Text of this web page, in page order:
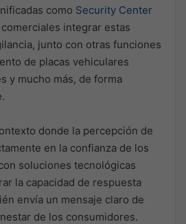
como Security Center
integrar estas
junto con otras funciones
de placas vehiculares
y mucho más, de forma
donde la percepción de
en la confianza de los
soluciones tecnológicas
la capacidad de respuesta
envía un mensaje claro de
de los consumidores.